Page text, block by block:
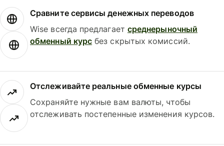
Сравните сервисы денежных переводов
Wise всегда предлагает среднерыночный
обменный курс без скрытых комиссий.
Отслеживайте реальные обменные курсы
Сохраняйте нужные вам валюты, чтобы
отслеживать постепенные изменения курсов.